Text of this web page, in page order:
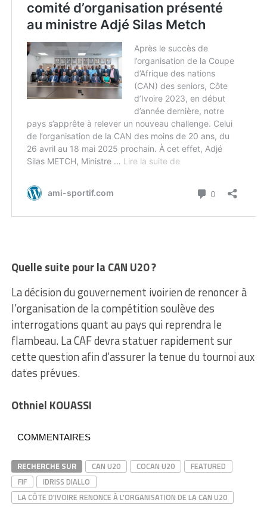
Quelle suite pour la CAN U20 ?
La décision du gouvernement ivoirien de renoncer à
l’organisation de la compétition soulève des
interrogations quant au pays qui reprendra le
flambeau. La CAF devra statuer rapidement sur
cette question afin d’assurer la tenue du tournoi aux
dates prévues.
Othniel KOUASSI
COMMENTAIRES
RECHERCHE SUR CAN U20 COCAN U20
FEATURED
FIF
IDRISS DIALLO
LA CÔTE D'IVOIRE RENONCE À L'ORGANISATION DE LA CAN U20